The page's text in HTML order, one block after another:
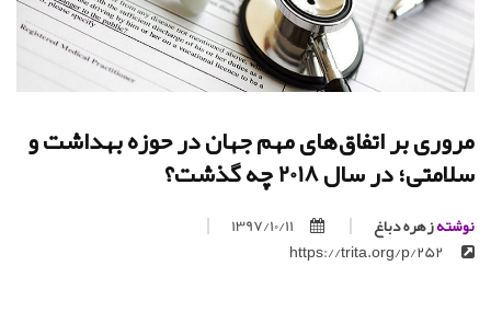
مروری بر اتفاق‌های مهم جهان در حوزه بهداشت و
سلامتی؛ در سال 2018 چه گذشت؟
نوشتهزهره دباغ
1397/10/11